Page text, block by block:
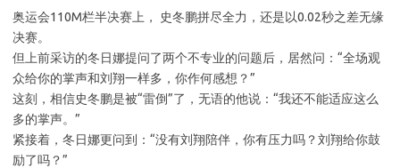
奥运会110M栏半决赛上， 史冬鹏拼尽全力，还是以0.02秒之差无缘
决赛。
但上前采访的冬日娜提问了两个不专业的问题后，居然问：“全场观
众给你的掌声和刘翔一样多，你作何感想？”
这刻，相信史冬鹏是被“雷倒”了，无语的他说：“我还不能适应这么
多的掌声。”
紧接着，冬日娜更问到：“没有刘翔陪伴，你有压力吗？刘翔给你鼓
励了吗？”